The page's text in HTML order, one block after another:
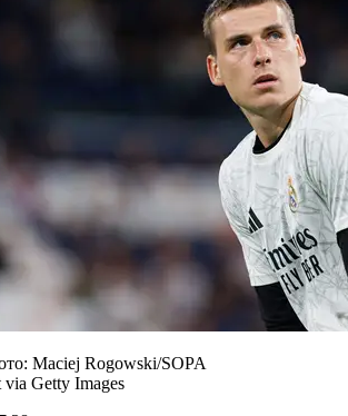
Maciej Rogowski/SOPA
Getty Images